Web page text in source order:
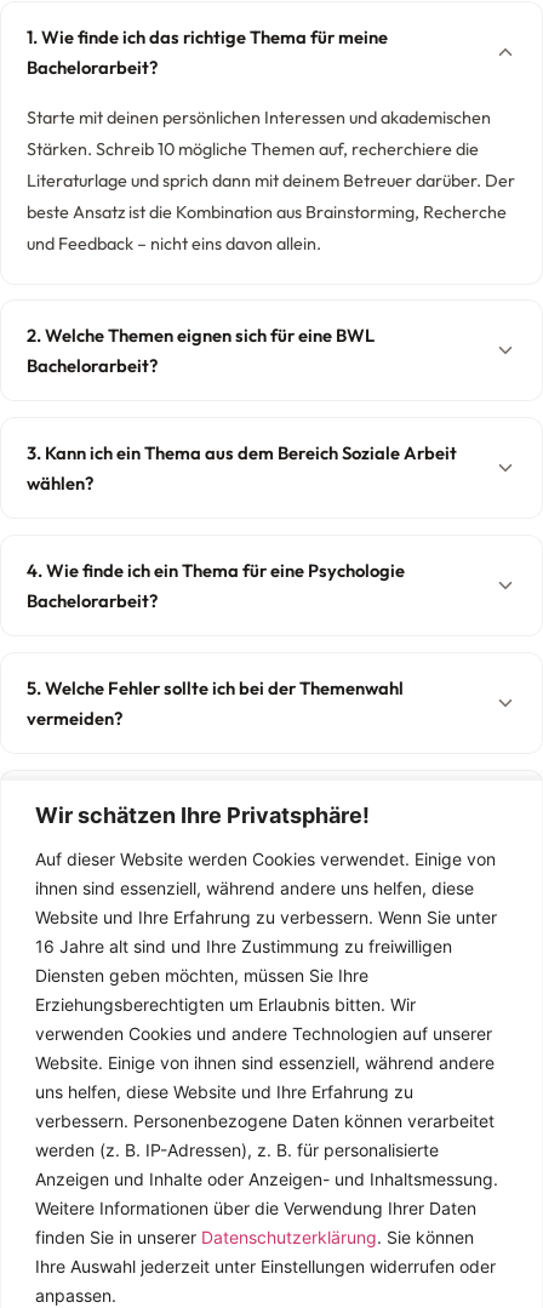
Wir schätzen Ihre Privatsphäre!
Auf dieser Website werden Cookies verwendet. Einige von
ihnen sind essenziell, während andere uns helfen, diese
Website und Ihre Erfahrung zu verbessern. Wenn Sie unter
16 Jahre alt sind und Ihre Zustimmung zu freiwilligen
Diensten geben möchten, müssen Sie Ihre
Erziehungsberechtigten um Erlaubnis bitten. Wir
verwenden Cookies und andere Technologien auf unserer
Website. Einige von ihnen sind essenziell, während andere
uns helfen, diese Website und Ihre Erfahrung zu
verbessern. Personenbezogene Daten können verarbeitet
werden (z. B. IP-Adressen), z. B. für personalisierte
Anzeigen und Inhalte oder Anzeigen- und Inhaltsmessung.
Weitere Informationen über die Verwendung Ihrer Daten
finden Sie in unserer Datenschutzerklärung. Sie können
Ihre Auswahl jederzeit unter Einstellungen widerrufen oder
anpassen.
1. Wie finde ich das richtige Thema für meine
Bachelorarbeit?
Starte mit deinen persönlichen Interessen und akademischen
Stärken. Schreib 10 mögliche Themen auf, recherchiere die
Literaturlage und sprich dann mit deinem Betreuer darüber. Der
beste Ansatz ist die Kombination aus Brainstorming, Recherche
und Feedback – nicht eins davon allein.
2. Welche Themen eignen sich für eine BWL
Bachelorarbeit?
und Krisenmanagement besonders gefragt. Wichtig ist, dass du das
Thema konkret eingrenzst – „Digitalisierung im Mittelstand“ ist noch zu
3. Kann ich ein Thema aus dem Bereich Soziale Arbeit
wählen?
Integration und Jugendarbeit bis hin zu Suchtprävention oder
Schulsozialarbeit. Der Vorteil: Du kannst oft eigene Praxiserfahrungen
4. Wie finde ich ein Thema für eine Psychologie
Bachelorarbeit?
Klinische Psychologie, Sozialpsychologie, Entwicklungspsychologie.
Fachzeitschriften wie „Psychologische Rundschau“ oder „Journal of
5. Welche Fehler sollte ich bei der Themenwahl
vermeiden?
Forschungsfrage ohne klare Eingrenzung. Vermeide auch, ein Thema
nur deshalb zu wählen, weil es „einfach“ klingt – fehlende Motivation
rächt sich spätestens ab der Hälfte der Arbeit.
6. Kann ich Unterstützung bei der Themenwahl
Ja, mehrere Anlaufstellen helfen dir: Dein Betreuer ist die erste
Adresse. Viele Unis bieten zusätzlich Schreibwerkstätten,
Methodenberatung oder Workshops zur Themenfindung an. Auch
Kommilitonen, die ihre Arbeit schon geschrieben haben, können
wertvolle Tipps geben.
MyLeitfaden
Ihr Wegweiser für akademisches Schreiben.
Praxisnahe Tipps und Leitfäden für Studierende.
Navigation
Home
Blog
Impressum
Datenschutzerklärung